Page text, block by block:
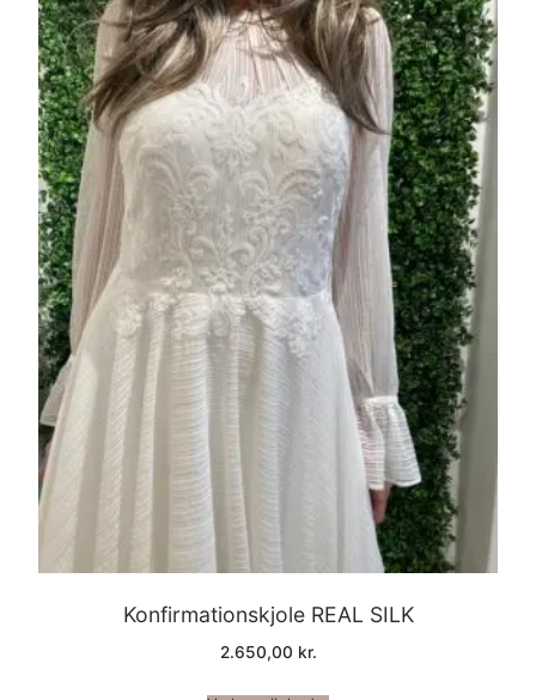
Konfirmationskjole REAL SILK
2.650,00 kr.